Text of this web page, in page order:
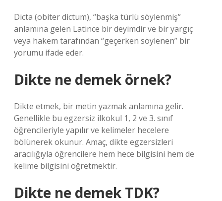
Dicta (obiter dictum), “başka türlü söylenmiş”
anlamına gelen Latince bir deyimdir ve bir yargıç
veya hakem tarafından “geçerken söylenen” bir
yorumu ifade eder.
Dikte ne demek örnek?
Dikte etmek, bir metin yazmak anlamına gelir.
Genellikle bu egzersiz ilkokul 1, 2 ve 3. sınıf
öğrencileriyle yapılır ve kelimeler hecelere
bölünerek okunur. Amaç, dikte egzersizleri
aracılığıyla öğrencilere hem hece bilgisini hem de
kelime bilgisini öğretmektir.
Dikte ne demek TDK?